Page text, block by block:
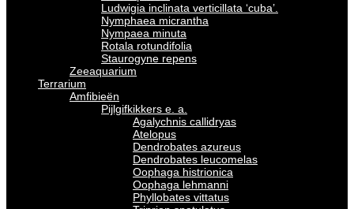
Ludwigia inclinata verticillata ‘cuba’.
Nymphaea micrantha
Nympaea minuta
Rotala rotundifolia
Staurogyne repens
Zeeaquarium
Terrarium
Amfibieën
Pijlgifkikkers e. a.
Agalychnis callidryas
Atelopus
Dendrobates azureus
Dendrobates leucomelas
Oophaga histrionica
Oophaga lehmanni
Phyllobates vittatus